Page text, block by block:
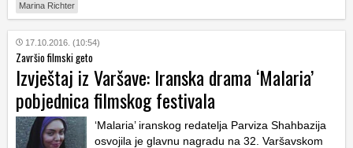
Marina Richter
17.10.2016. (10:54)
Završio filmski geto
Izvještaj iz Varšave: Iranska drama ‘Malaria’
pobjednica filmskog festivala
‘Malaria’ iranskog redatelja Parviza Shahbazija
osvojila je glavnu nagradu na 32. Varšavskom